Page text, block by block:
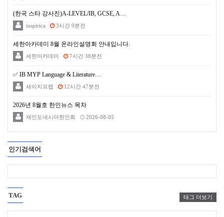
(한국 스타 강사진)A-LEVEL/IB, GCSE, A…
inspirica 3시간 9분전
세한아카데미 8월 온라인설명회 안내입니다.
세한아카데미 7시간 38분전
✅ IB MYP Language & Literature…
세이지프랩 12시간 47분전
2026년 8월호 한인뉴스 목차
재인도네시아한인회 2026-08-05
인기검색어
TAG 태그 더보기